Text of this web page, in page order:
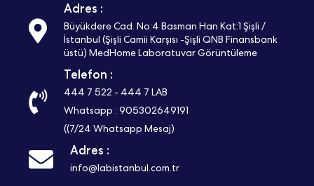
Adres :
Büyükdere Cad. No:4 Basman Han Kat:1 Şişli /
İstanbul (Şişli Camii Karşısı -Şişli QNB Finansbank
üstü) MedHome Laboratuvar Görüntüleme
Telefon :
444 7 522 - 444 7 LAB
Whatsapp : 905302649191
((7/24 Whatsapp Mesaj)
Adres :
info@labistanbul.com.tr